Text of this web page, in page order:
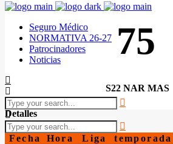
Seguro Médico
NORMATIVA 26-27
Patrocinadores
Noticias
75
S22 NAR MAS
Detalles
Fecha Hora Liga temporada